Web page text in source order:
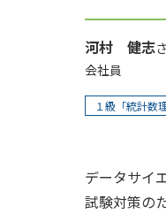
河村 健志
会社員
１級「統計数理
データサイ
試験対策の